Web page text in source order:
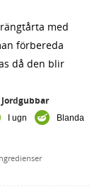
med
förbereda
då den blir
Jordgubbar
I ugn
Blanda